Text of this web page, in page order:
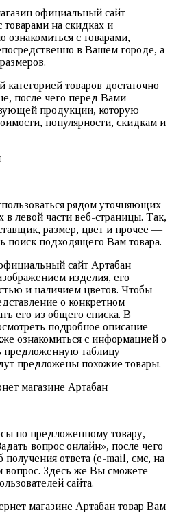
официальный сайт
товарами на скидках и
с товарами,
в Вашем городе, а
товаров достаточно
после чего перед Вами
продукции, которую
популярности, скидкам и
рядом уточняющих
левой части веб-страницы. Так,
размер, цвет и прочее —
поиск подходящего Вам товара.
сайт Артабан
изделия, его
и наличием цветов. Чтобы
о конкретном
его из общего списка. В
подробное описание
ознакомиться с информацией о
предложенную таблицу
предложены похожие товары.
по предложенному товару,
вопрос онлайн», после чего
ответа (e-mail, смс, на
вопрос. Здесь же Вы сможете
сайта.
магазине Артабан товар Вам